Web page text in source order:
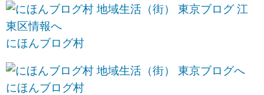
にほんブログ村
にほんブログ村